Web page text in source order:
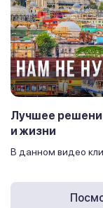
Лучшее
и жизни
В данном видео